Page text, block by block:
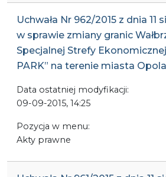
Uchwała Nr 962/2015 z dnia 11
w sprawie zmiany granic
Specjalnej Strefy Ekonomicznej
PARK” na terenie miasta Opola
Data ostatniej modyfikacji:
09-09-2015, 14:25
Pozycja w menu:
Akty prawne